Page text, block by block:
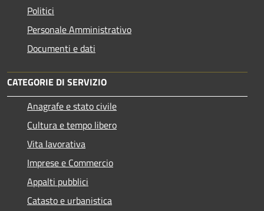
Politici
Personale Amministrativo
Documenti e dati
CATEGORIE DI SERVIZIO
Anagrafe e stato civile
Cultura e tempo libero
Vita lavorativa
Imprese e Commercio
Appalti pubblici
Catasto e urbanistica